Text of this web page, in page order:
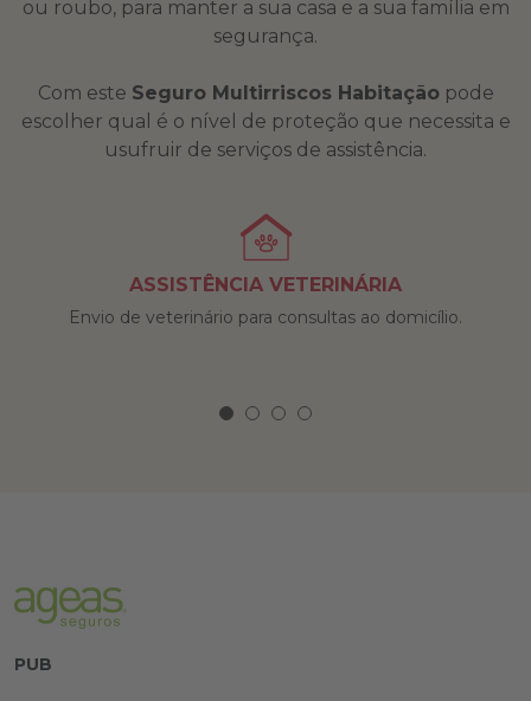
ou roubo, para manter a sua casa e a sua família em
segurança.
Com este Seguro Multirriscos Habitaçãopode
escolher qual é o nível de proteção que necessita e
usufruir de serviços de assistência.
ASSISTÊNCIA VETERINÁRIA
Envio de veterinário para consultas ao domicílio.
PUB